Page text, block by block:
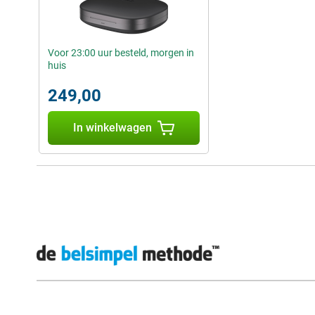
Voor 23:00 uur besteld, morgen in
huis
249,00
In winkelwagen